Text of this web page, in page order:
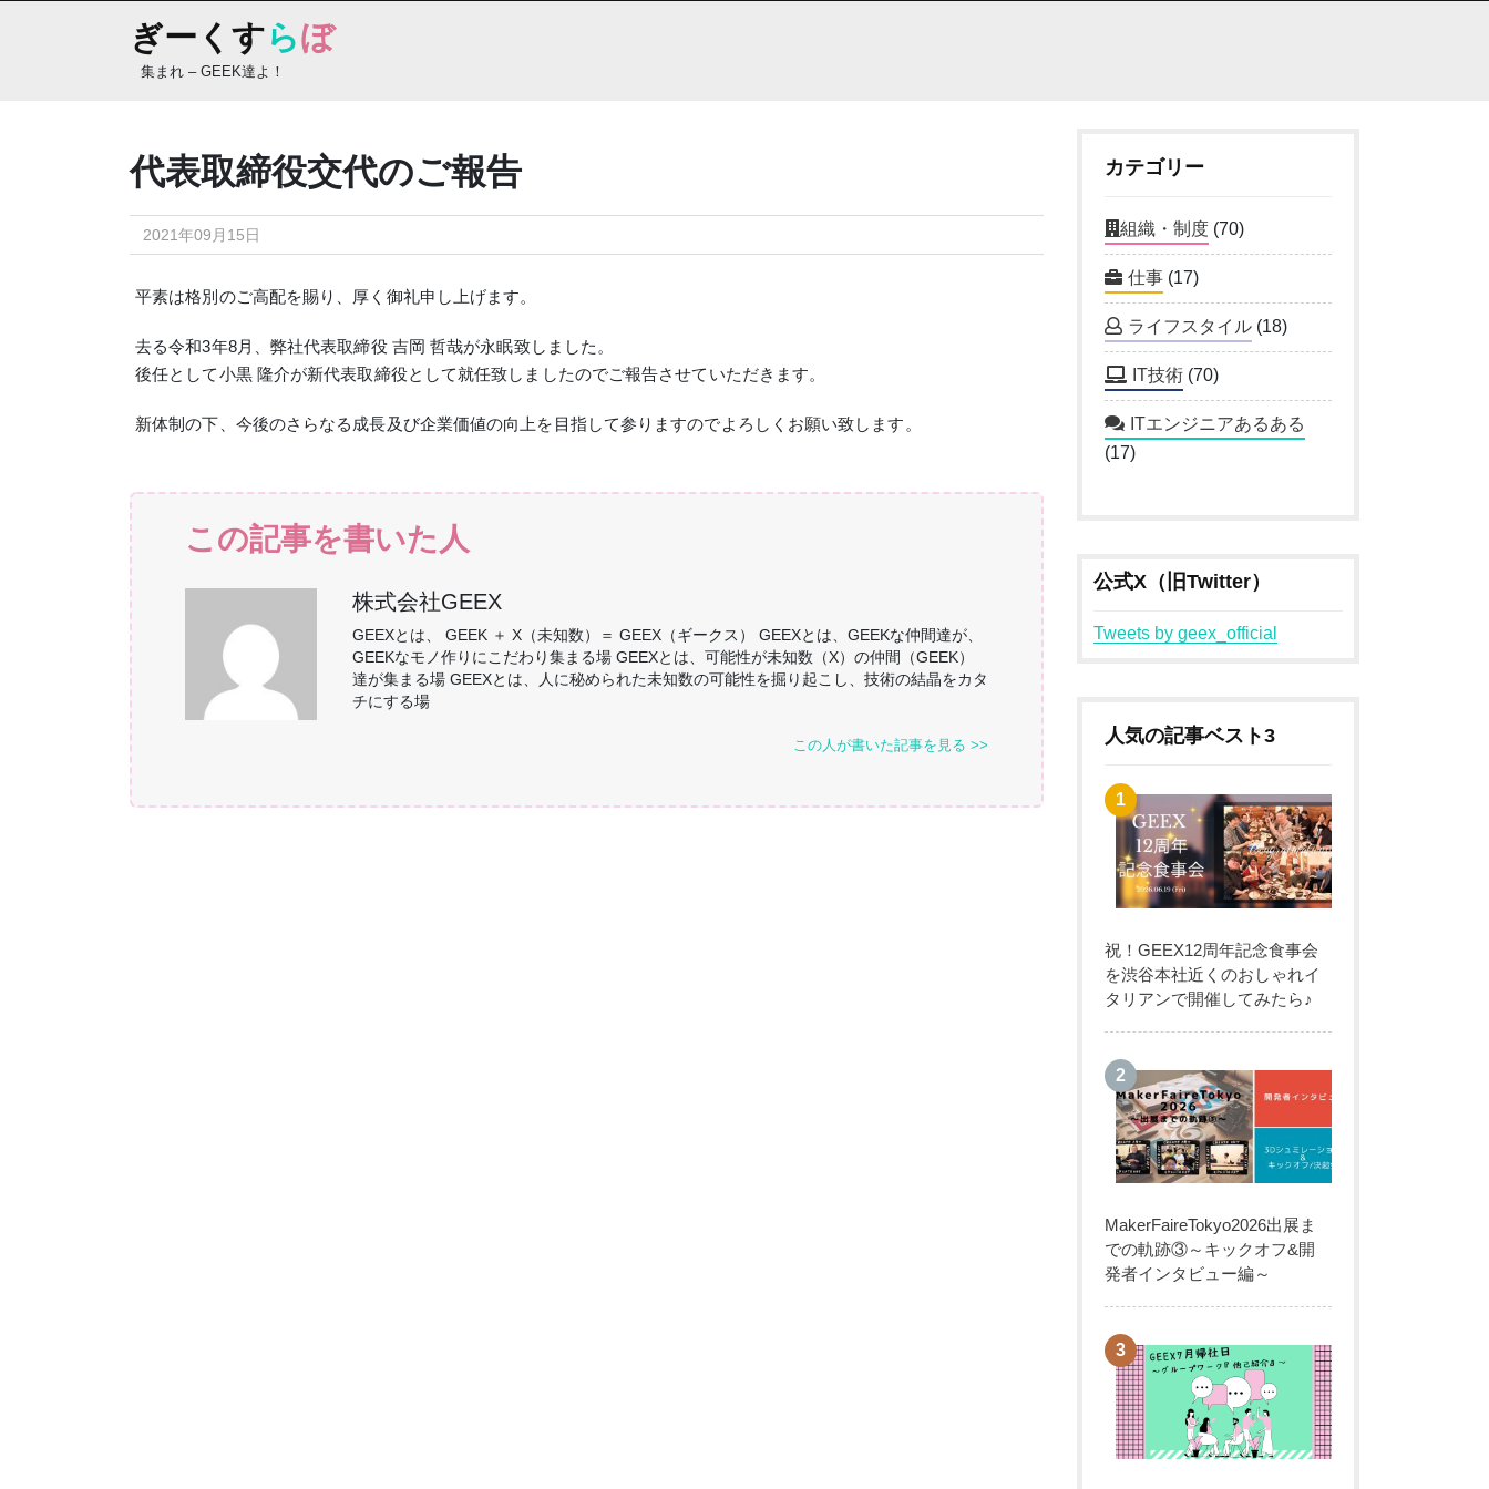
ぎーくすらぼ
集まれ – GEEK達よ！
代表取締役交代のご報告
2021年09月15日
平素は格別のご高配を賜り、厚く御礼申し上げます。
去る令和3年8月、弊社代表取締役 吉岡 哲哉が永眠致しました。
後任として小黒 隆介が新代表取締役として就任致しましたのでご報告させていただきます。
新体制の下、今後のさらなる成長及び企業価値の向上を目指して参りますのでよろしくお願い致します。
この記事を書いた人
株式会社GEEX
GEEXとは、 GEEK ＋ X（未知数）＝ GEEX（ギークス） GEEXとは、GEEKな仲間達が、
GEEKなモノ作りにこだわり集まる場 GEEXとは、可能性が未知数（X）の仲間（GEEK）
達が集まる場 GEEXとは、人に秘められた未知数の可能性を掘り起こし、技術の結晶をカタ
チにする場
この人が書いた記事を見る >>
カテゴリー
組織・制度 (70)
仕事 (17)
ライフスタイル (18)
IT技術 (70)
ITエンジニアあるある
(17)
公式X（旧Twitter）
Tweets by geex_official
人気の記事ベスト3
祝！GEEX12周年記念食事会
を渋谷本社近くのおしゃれイ
タリアンで開催してみたら♪
MakerFaireTokyo2026出展ま
での軌跡③～キックオフ&開
発者インタビュー編～